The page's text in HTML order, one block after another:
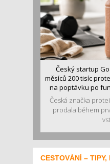
Český startup
měsíců 200 tisíc
na poptávku po
Česká značka
prodala během
CESTOVÁNÍ – TIPY,